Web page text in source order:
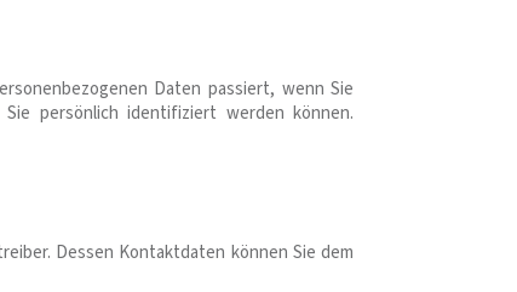
Daten passiert, wenn Sie
persönlich identifiziert werden können.
Dessen Kontaktdaten können Sie dem